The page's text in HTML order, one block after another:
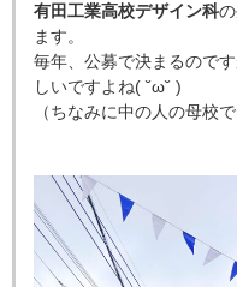
有田工業高校デザイン科
ます。
毎年、公募で決まるので
しいですよね( ˘ω˘ )
（ちなみに中の人の母校